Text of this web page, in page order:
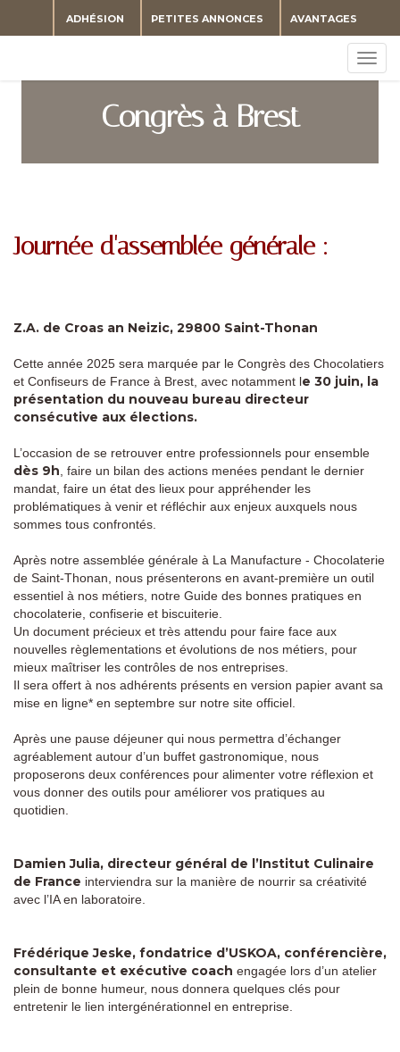
AVANTAGES
PETITES ANNONCES
ADHÉSION
Congrès à Brest
Journée d'assemblée générale :
Z.A. de Croas an Neizic, 29800 Saint-Thonan
Cette année 2025 sera marquée par le Congrès des Chocolatiers
et Confiseurs de France à Brest, avec notamment le 30 juin, la
présentation du nouveau bureau directeur
consécutive aux élections.
L’occasion de se retrouver entre professionnels pour ensemble
dès 9h , faire un bilan des actions menées pendant le dernier
mandat, faire un état des lieux pour appréhender les
problématiques à venir et réfléchir aux enjeux auxquels nous
sommes tous confrontés.
Après notre assemblée générale à La Manufacture - Chocolaterie
de Saint-Thonan, nous présenterons en avant-première un outil
essentiel à nos métiers, notre Guide des bonnes pratiques en
chocolaterie, confiserie et biscuiterie.
Un document précieux et très attendu pour faire face aux
nouvelles règlementations et évolutions de nos métiers, pour
mieux maîtriser les contrôles de nos entreprises.
Il sera offert à nos adhérents présents en version papier avant sa
mise en ligne* en septembre sur notre site officiel.
Après une pause déjeuner qui nous permettra d’échanger
agréablement autour d’un buffet gastronomique, nous
proposerons deux conférences pour alimenter votre réflexion et
vous donner des outils pour améliorer vos pratiques au
quotidien.
Damien Julia, directeur général de l’Institut Culinaire
de France interviendra sur la manière de nourrir sa créativité
avec l’IA en laboratoire.
Frédérique Jeske, fondatrice d’USKOA, conférencière,
consultante et exécutive coach engagée lors d’un atelier
plein de bonne humeur, nous donnera quelques clés pour
entretenir le lien intergénérationnel en entreprise.